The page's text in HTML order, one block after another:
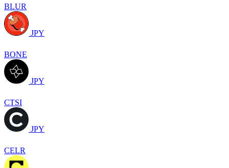
BLUR
JPY
BONE
JPY
CTSI
JPY
CELR